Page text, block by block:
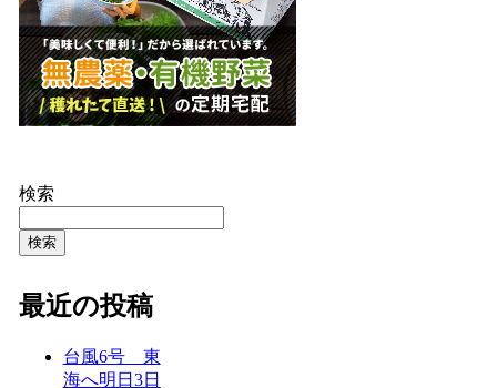
検索
検索
最近の投稿
台風6号 東
海へ明日3日